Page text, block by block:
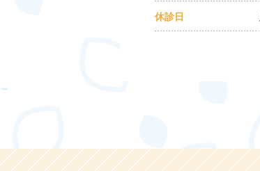
休診日